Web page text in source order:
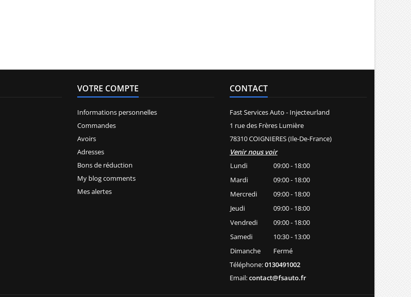
VOTRE COMPTE
Informations personnelles
Commandes
Avoirs
Adresses
Bons de réduction
My blog comments
Mes alertes
CONTACT
Fast Services Auto - Injecteurland
1 rue des Frères Lumière
78310 COIGNIERES (Ile-De-France)
Venir nous voir
Lundi
09:00 - 18:00
Mardi
09:00 - 18:00
Mercredi
09:00 - 18:00
Jeudi
09:00 - 18:00
Vendredi
09:00 - 18:00
Samedi
10:30 - 13:00
Dimanche
Fermé
Téléphone:0130491002
Email:contact@fsauto.fr